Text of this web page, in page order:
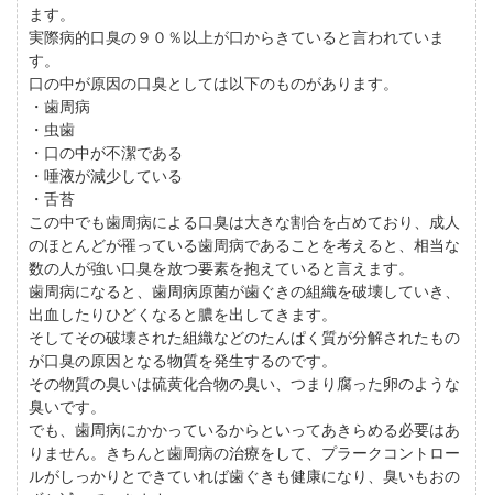
ます。
実際病的口臭の９０％以上が口からきていると言われていま
す。
口の中が原因の口臭としては以下のものがあります。
・歯周病
・虫歯
・口の中が不潔である
・唾液が減少している
・舌苔
この中でも歯周病による口臭は大きな割合を占めており、成人
のほとんどが罹っている歯周病であることを考えると、相当な
数の人が強い口臭を放つ要素を抱えていると言えます。
歯周病になると、歯周病原菌が歯ぐきの組織を破壊していき、
出血したりひどくなると膿を出してきます。
そしてその破壊された組織などのたんぱく質が分解されたもの
が口臭の原因となる物質を発生するのです。
その物質の臭いは硫黄化合物の臭い、つまり腐った卵のような
臭いです。
でも、歯周病にかかっているからといってあきらめる必要はあ
りません。きちんと歯周病の治療をして、プラークコントロー
ルがしっかりとできていれば歯ぐきも健康になり、臭いもおの